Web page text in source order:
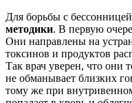
Для борьбы с
методики. В первую
Они направлены на
токсинов и продуктов
Так врач уверен, что они
не обманывает близких
тому же при